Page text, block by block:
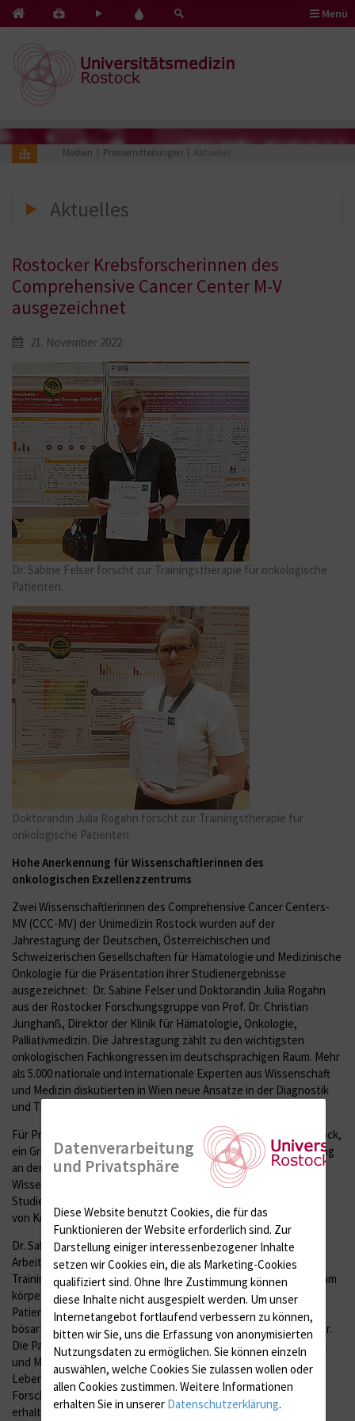
Kontakt
Notfälle
Pflege
Herz
Blut
Menü
Medien Pressemitteilungen Aktuelles
Aktuelles
Rostocker Krebsforscherinnen des
Comprehensive Cancer Center M-V
ausgezeichnet
21. November 2022
Dr. Sabine Felser forscht zur Trainingstherapie für onkologische
Patienten.
Doktorandin Julia Rogahn forscht zur Trainingstherapie für
onkologische Patienten.
Hohe Anerkennung für Wissenschaftlerinnen des
onkologischen Exzellenzzentrums
Zwei Wissenschaftlerinnen des Comprehensive Cancer Centers-
MV (CCC-MV) der Unimedizin Rostock wurden auf der
Jahrestagung der Deutschen, Österreichischen und
Schweizerischen Gesellschaften für Hämatologie und Medizinische
Onkologie für die Präsentation ihrer Studienergebnisse
ausgezeichnet: Dr. Sabine Felser und Doktorandin Julia Rogahn
aus der Rostocker Forschungsgruppe von Prof. Dr. Christian
Junghanß, Direktor der Klinik für Hämatologie, Onkologie,
Palliativmedizin. Die Jahrestagung zählt zu den wichtigsten
onkologischen Fachkongressen im deutschsprachigen Raum. Mehr
als 5.000 nationale und internationale Experten aus Wissenschaft
und Medizin diskutierten in Wien neue Ansätze in der Diagnostik
und Therapie von Blut- und Krebserkrankungen.
Für Prof. Dr. Christian Junghanß, Sprecher des CCC-MV in Rostock,
ein Grund zur Freude: „Die hervorragende Qualität der Forschung
an der Unimedizin Rostock wurde zu Recht gewürdigt. Beide
Wissenschaftlerinnen haben sich mit sehr interessanten
Studienergebnissen präsentiert, die zur besseren Behandlung
von Krebskranken beitragen können.“
Dr. Sabine Felser und Julia Rogahn forschen gemeinsam in der
Arbeitsgruppe „Hämatologische und Onkologische
Trainingstherapie“ und stellten erste Ergebnisse ihrer Studie zum
körperlichen Wohlbefinden und Bewegungsverhalten von
Patienten mit Myeloproliferativen Neoplasien, welche zu den
bösartigen Erkrankungen des blutbildenden Systems zählen, vor.
Die Patienten leiden oft an krebsbedingter Müdigkeit, Knochen-
und Muskelschmerzen sowie anderen Symptomen, die ihre
Lebensqualität stark beeinträchtigen. Zentraler Aspekt ihrer
Forschung ist es, diese durch gezielte körperliche Aktivität zu
erhalten und zu verbessern. Um spezifische
Datenverarbeitung
und Privatsphäre
Diese Website benutzt Cookies, die für das
Funktionieren der Website erforderlich sind. Zur
Darstellung einiger interessenbezogener Inhalte
setzen wir Cookies ein, die als Marketing-Cookies
qualifiziert sind. Ohne Ihre Zustimmung können
diese Inhalte nicht ausgespielt werden. Um unser
Internetangebot fortlaufend verbessern zu können,
bitten wir Sie, uns die Erfassung von anonymisierten
Nutzungsdaten zu ermöglichen. Sie können einzeln
auswählen, welche Cookies Sie zulassen wollen oder
allen Cookies zustimmen. Weitere Informationen
erhalten Sie in unserer Datenschutzerklärung.